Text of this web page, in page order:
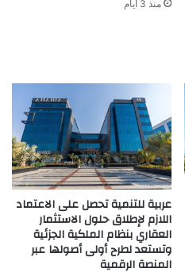
منذ 3 أيام
عربية للتنمية تحصل على الاعتماد
اللازم لإطلاق حلول الاستثمار
العقاري بنظام الملكية الجزئية
وتستعد لطرح أولى أصولها عبر
المنصة الرقمية